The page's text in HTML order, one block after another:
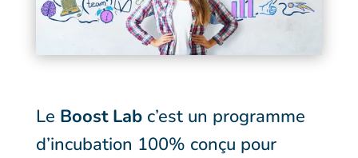
Le Boost Labc’est un programme
d’incubation 100% conçu pour